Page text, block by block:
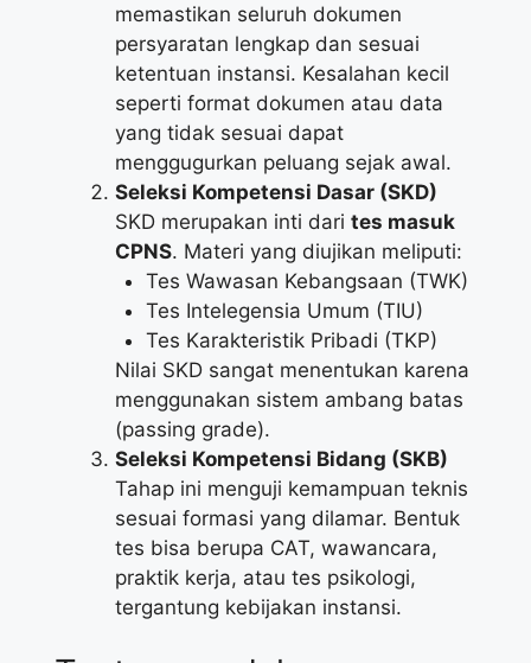
memastikan seluruh dokumen
persyaratan lengkap dan sesuai
ketentuan instansi. Kesalahan kecil
seperti format dokumen atau data
yang tidak sesuai dapat
menggugurkan peluang sejak awal.
Seleksi Kompetensi Dasar (SKD)
SKD merupakan inti dari tes masuk
CPNS. Materi yang diujikan meliputi:
Tes Wawasan Kebangsaan (TWK)
Tes Intelegensia Umum (TIU)
Tes Karakteristik Pribadi (TKP)
Nilai SKD sangat menentukan karena
menggunakan sistem ambang batas
(passing grade).
Seleksi Kompetensi Bidang (SKB)
Tahap ini menguji kemampuan teknis
sesuai formasi yang dilamar. Bentuk
tes bisa berupa CAT, wawancara,
praktik kerja, atau tes psikologi,
tergantung kebijakan instansi.